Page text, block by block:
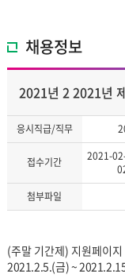
채용정보
2021년 2 2021년
응시직급/직무
접수기간
2021-
첨부파일
(주말 기간제) 지원페이
2021.2.5.(금) ~